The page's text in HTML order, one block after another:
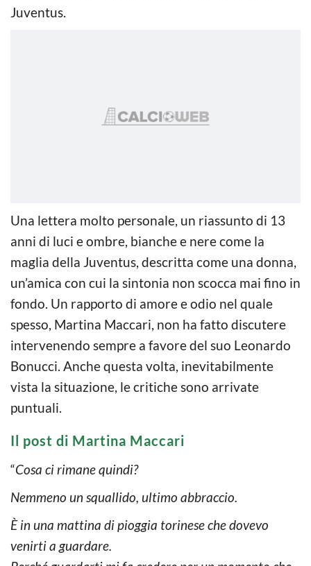
Juventus.
Una lettera molto personale, un riassunto di 13
anni di luci e ombre, bianche e nere come la
maglia della Juventus, descritta come una donna,
un’amica con cui la sintonia non scocca mai fino in
fondo. Un rapporto di amore e odio nel quale
spesso, Martina Maccari, non ha fatto discutere
intervenendo sempre a favore del suo Leonardo
Bonucci. Anche questa volta, inevitabilmente
vista la situazione, le critiche sono arrivate
puntuali.
Il post di Martina Maccari
“Cosa ci rimane quindi?
Nemmeno un squallido, ultimo abbraccio.
È in una mattina di pioggia torinese che dovevo
venirti a guardare.